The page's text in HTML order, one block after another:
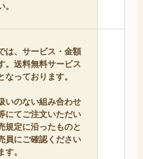
は、サービス・金額
。送料無料サービス
っております。
いのない組み合わせ
にてご注文いただい
規定に沿ったものと
員にご確認ください
。